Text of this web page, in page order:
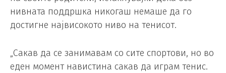
нивната поддршка никогаш немаше да го
достигне највисокото ниво на тенисот.
„Сакав да се занимавам со сите спортови, но во
еден момент навистина сакав да играм тенис.